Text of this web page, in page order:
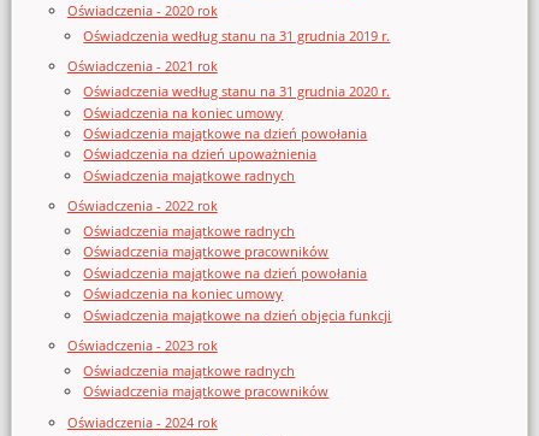
Oświadczenia - 2020 rok
Oświadczenia według stanu na 31 grudnia 2019 r.
Oświadczenia - 2021 rok
Oświadczenia według stanu na 31 grudnia 2020 r.
Oświadczenia na koniec umowy
Oświadczenia majątkowe na dzień powołania
Oświadczenia na dzień upoważnienia
Oświadczenia majątkowe radnych
Oświadczenia - 2022 rok
Oświadczenia majątkowe radnych
Oświadczenia majątkowe pracowników
Oświadczenia majątkowe na dzień powołania
Oświadczenia na koniec umowy
Oświadczenia majątkowe na dzień objęcia funkcji
Oświadczenia - 2023 rok
Oświadczenia majątkowe radnych
Oświadczenia majątkowe pracowników
Oświadczenia - 2024 rok